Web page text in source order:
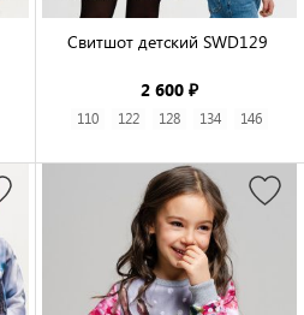
Свитшот детский SWD129
2 600 ₽
110 122 128 134 146